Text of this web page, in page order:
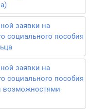
заявки на
социального пособия
заявки на
социального пособия
возможностями